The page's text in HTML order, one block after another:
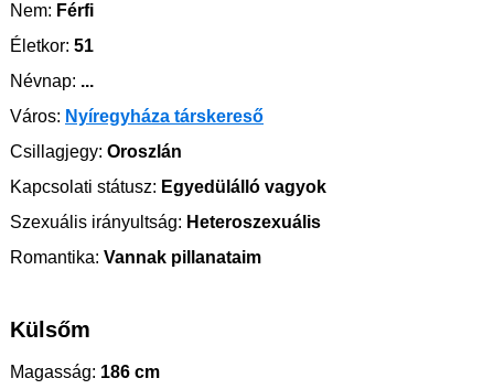
Nem: Férfi
Életkor: 51
Névnap: ...
Város: Nyíregyháza társkereső
Csillagjegy: Oroszlán
Kapcsolati státusz: Egyedülálló vagyok
Szexuális irányultság: Heteroszexuális
Romantika: Vannak pillanataim
Külsőm
Magasság: 186 cm